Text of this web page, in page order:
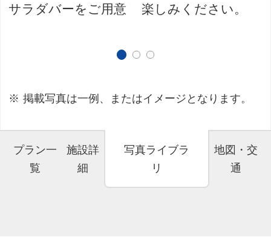
サラダバーをご用意
楽しみください。
掲載写真は一例、またはイメージとなります。
プラン一
覧
施設詳
細
写真ライブラ
リ
地図・交
通